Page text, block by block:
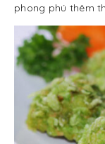
phong phú thêm